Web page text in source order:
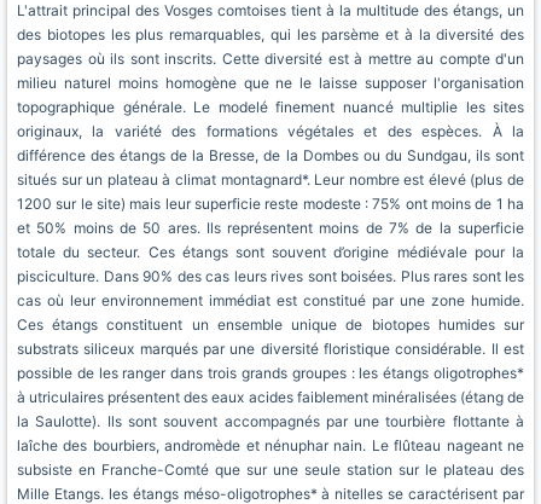
L'attrait principal des Vosges comtoises tient à la multitude des étangs, un
des biotopes les plus remarquables, qui les parsème et à la diversité des
paysages où ils sont inscrits. Cette diversité est à mettre au compte d'un
milieu naturel moins homogène que ne le laisse supposer l'organisation
topographique générale. Le modelé finement nuancé multiplie les sites
originaux, la variété des formations végétales et des espèces. À la
différence des étangs de la Bresse, de la Dombes ou du Sundgau, ils sont
situés sur un plateau à climat montagnard*. Leur nombre est élevé (plus de
1200 sur le site) mais leur superficie reste modeste : 75% ont moins de 1 ha
et 50% moins de 50 ares. Ils représentent moins de 7% de la superficie
totale du secteur. Ces étangs sont souvent d’origine médiévale pour la
pisciculture. Dans 90% des cas leurs rives sont boisées. Plus rares sont les
cas où leur environnement immédiat est constitué par une zone humide.
Ces étangs constituent un ensemble unique de biotopes humides sur
substrats siliceux marqués par une diversité floristique considérable. Il est
possible de les ranger dans trois grands groupes : les étangs oligotrophes*
à utriculaires présentent des eaux acides faiblement minéralisées (étang de
la Saulotte). Ils sont souvent accompagnés par une tourbière flottante à
laîche des bourbiers, andromède et nénuphar nain. Le flûteau nageant ne
subsiste en Franche-Comté que sur une seule station sur le plateau des
Mille Etangs. les étangs méso-oligotrophes* à nitelles se caractérisent par